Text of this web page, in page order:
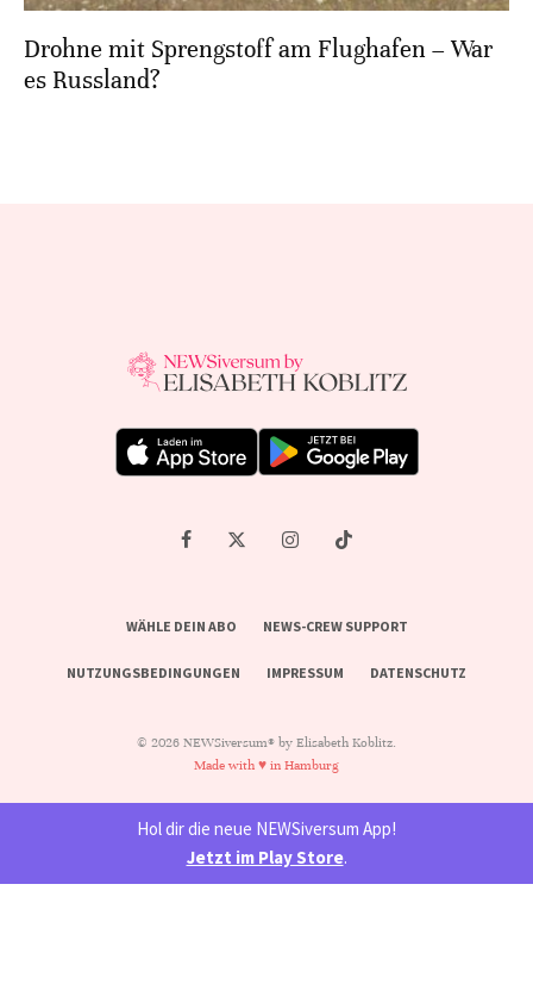
Drohne mit Sprengstoff am Flughafen – War
es Russland?
WÄHLE DEIN ABO NEWS-CREW SUPPORT
NUTZUNGSBEDINGUNGEN IMPRESSUM DATENSCHUTZ
© 2026 NEWSiversum® by Elisabeth Koblitz.
Made with ♥ in Hamburg
Hol dir die neue NEWSiversum App!
Jetzt im Play Store.